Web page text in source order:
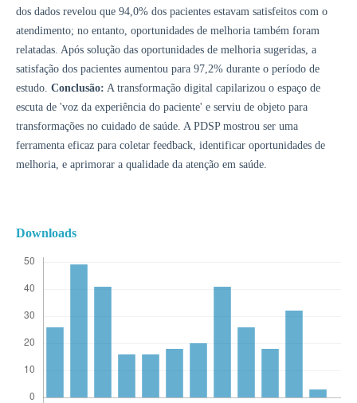
dos dados revelou que 94,0% dos pacientes estavam satisfeitos com o
atendimento; no entanto, oportunidades de melhoria também foram
relatadas. Após solução das oportunidades de melhoria sugeridas, a
satisfação dos pacientes aumentou para 97,2% durante o período de
estudo. Conclusão: A transformação digital capilarizou o espaço de
escuta de 'voz da experiência do paciente' e serviu de objeto para
transformações no cuidado de saúde. A PDSP mostrou ser uma
ferramenta eficaz para coletar feedback, identificar oportunidades de
melhoria, e aprimorar a qualidade da atenção em saúde.
Downloads